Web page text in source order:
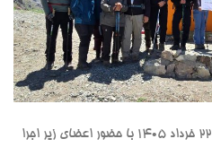
برنامۀ صعود قله‌های سرکچال مورخ ۲۲ خرداد ۱۴۰۵ با حضور اعضای زیر اجرا